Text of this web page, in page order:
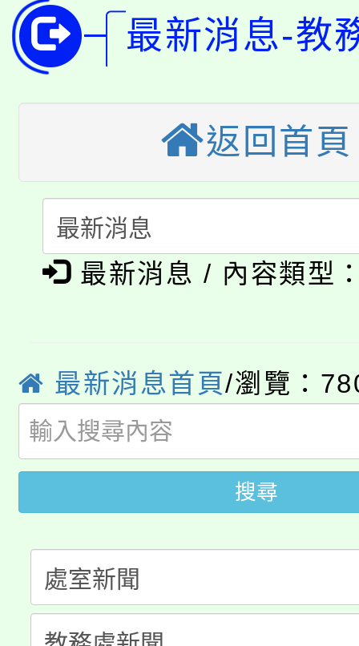
版
公告本校115學年度第
代理(課)教師甄選結果(
「2026金融保險知識
車」活動
桃園市115學年度學生
生本土語及新住民語歌
公告本校115學年度第
代理(課)教師甄選結果(
公告本校115學年度第
代理(課)教師甄選結果(
轉知中國文化大學推廣
《TA101》溝通分析基
系所師生報名參加。
淨零綠生活教案入校路
115年食農教育專業人
學籍身 分審查程序及
版
淨零綠領人才培育課程
公告本校115學年度第
代理(課)教師甄選結果(
「2026金融保險知識
桃園市115學年度學生
生本土語及新住民語歌
代理(課)教師甄選結果(
公告本校115學年度第
代理(課)教師甄選結果(
轉知中國文化大學推廣
最新消息-教
返回首頁
最新消息 / 內容類型
最新消息首頁/瀏覽：
搜尋